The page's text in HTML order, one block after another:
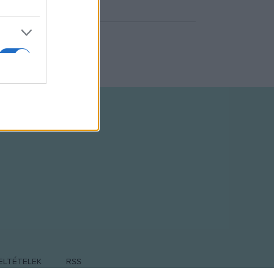
RSS